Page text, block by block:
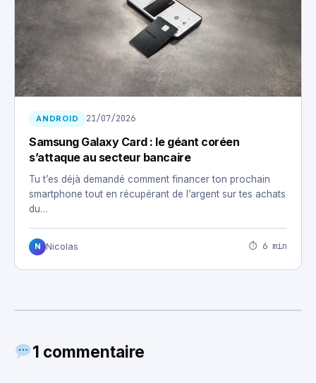
ANDROID 21/07/2026
Samsung Galaxy Card : le géant coréen
s’attaque au secteur bancaire
Tu t’es déjà demandé comment financer ton prochain
smartphone tout en récupérant de l’argent sur tes achats
du…
N Nicolas ⏱ 6 min
1 commentaire